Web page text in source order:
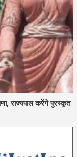
राज्यपाल करेंगे पुरस्कृत